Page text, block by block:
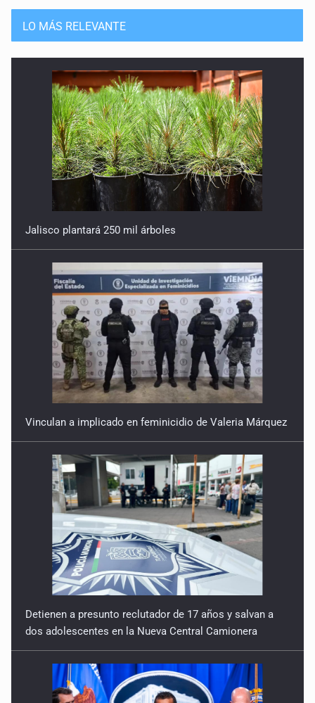
LO MÁS RELEVANTE
Jalisco plantará 250 mil árboles
Vinculan a implicado en feminicidio de Valeria Márquez
Detienen a presunto reclutador de 17 años y salvan a
dos adolescentes en la Nueva Central Camionera